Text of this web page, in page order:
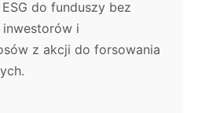
do funduszy bez
i
z akcji do forsowania